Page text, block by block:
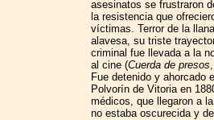
asesinatos se frustraron
la resistencia que
víctimas. Terror de la
alavesa, su triste
criminal fue llevada a la
al cine (Cuerda de presos
Fue detenido y ahorcado
Polvorín de Vitoria en
médicos, que llegaron a
no estaba oscurecida y